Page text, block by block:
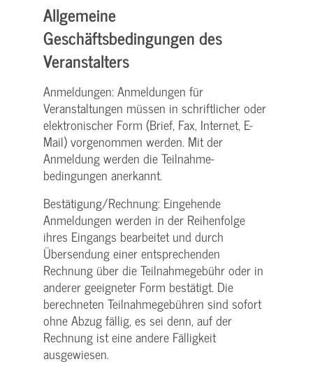
Allgemeine
Geschäftsbedingungen des
Veranstalters
Anmeldungen: Anmeldungen für
Veranstaltungen müssen in schriftlicher oder
elektronischer Form (Brief, Fax, Internet, E-
Mail) vorgenommen werden. Mit der
Anmeldung werden die Teilnahme­
bedingungen anerkannt.
Bestätigung­/Rechnung: Eingehende
Anmeldungen werden in der Reihenfolge
ihres Eingangs bearbeitet und durch
Übersendung einer entsprechenden
Rechnung über die Teilnahmegebühr oder in
anderer geeigneter Form bestätigt. Die
berechneten Teilnahmegebühren sind sofort
ohne Abzug fällig, es sei denn, auf der
Rechnung ist eine andere Fälligkeit
ausgewiesen.